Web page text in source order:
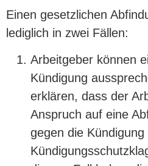
Einen gesetzlichen
lediglich in zwei Fällen:
Arbeitgeber können
Kündigung
erklären, dass der
Anspruch auf eine
gegen die Kündigung